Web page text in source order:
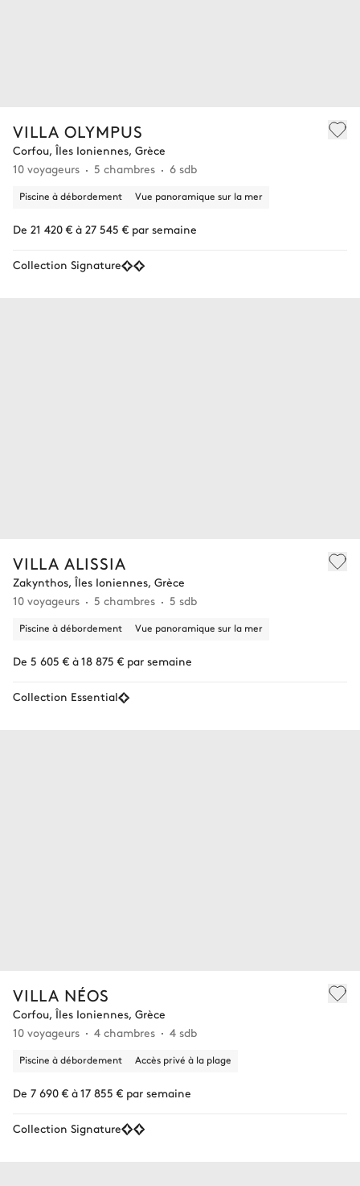
VILLA OLYMPUS
Corfou, Îles Ioniennes, Grèce
10 voyageurs
5 chambres 6 sdb
Piscine à débordement Vue panoramique sur la mer
De 21 420 € à 27 545 € par semaine
Collection Signature
VILLA ALISSIA
Zakynthos, Îles Ioniennes, Grèce
10 voyageurs
5 chambres 5 sdb
Piscine à débordement Vue panoramique sur la mer
De 5 605 € à 18 875 € par semaine
Collection Essential
VILLA NÉOS
Corfou, Îles Ioniennes, Grèce
10 voyageurs
4 chambres 4 sdb
Piscine à débordement Accès privé à la plage
De 7 690 € à 17 855 € par semaine
Collection Signature